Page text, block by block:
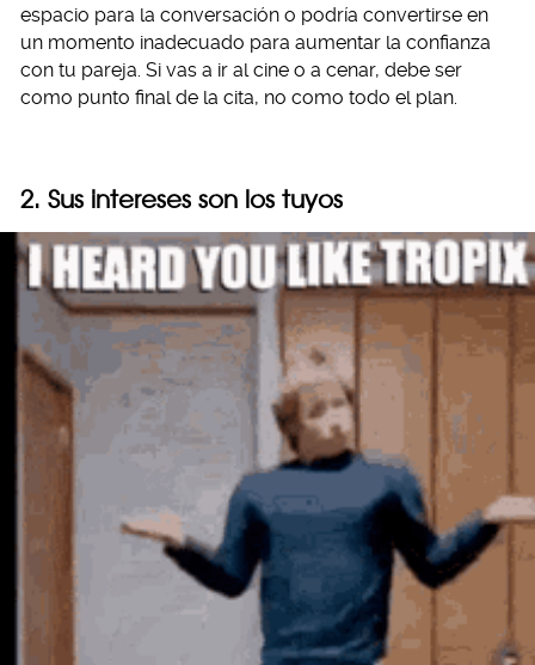
espacio para la conversación o podría convertirse en
un momento inadecuado para aumentar la confianza
con tu pareja. Si vas a ir al cine o a cenar, debe ser
como punto final de la cita, no como todo el plan.
2. Sus intereses son los tuyos